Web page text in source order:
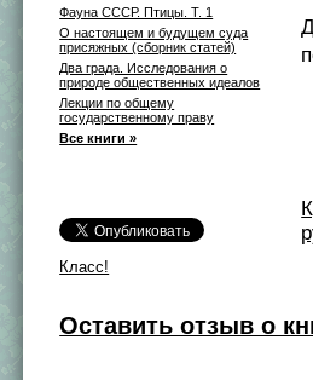
Фауна СССР. Птицы. Т. 1
О настоящем и будущем суда
присяжных (сборник статей)
Два града. Исследования о
природе общественных идеалов
Лекции по общему
государственному праву
Все книги »
Класс!
Оставить отзыв о